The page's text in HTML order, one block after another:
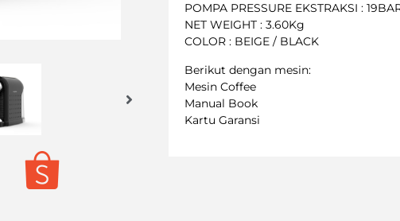
POMPA PRESSURE EKSTRAKSI :
NET WEIGHT : 3.60Kg
COLOR : BEIGE / BLACK
Berikut dengan mesin:
Mesin Coffee
Manual Book
Kartu Garansi